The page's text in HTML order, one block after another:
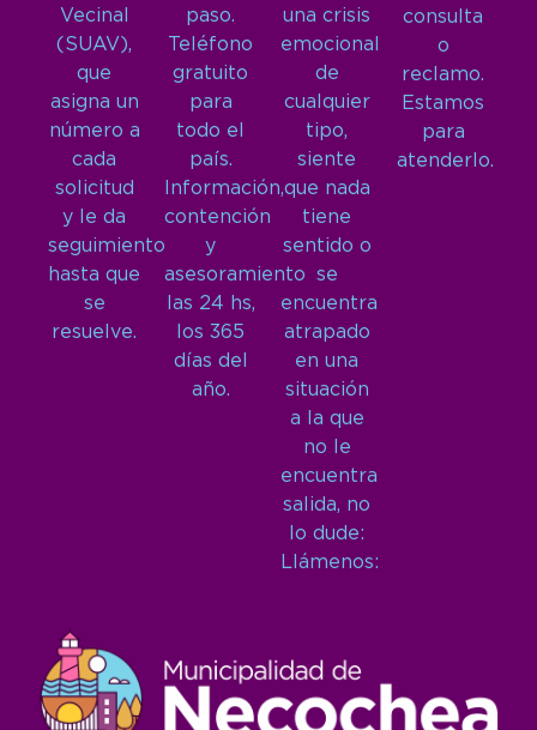
Vecinal
(SUAV),
que
asigna un
número a
cada
solicitud
y le da
seguimiento
hasta que
se
resuelve.
paso.
Teléfono
gratuito
para
todo el
país.
Información,
contención
y
asesoramiento
las 24 hs,
los 365
días del
año.
una crisis
emocional
de
cualquier
tipo,
siente
que nada
tiene
sentido o
se
encuentra
atrapado
en una
situación
a la que
no le
encuentra
salida, no
lo dude:
Llámenos:
consulta
o
reclamo.
Estamos
para
atenderlo.